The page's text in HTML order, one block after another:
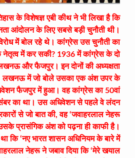
के विशेषज्ञ एबी कीथ ने भी लिखा है कि
आंदोलन के लिए सबसे बड़ी चुनौती थी।
में बोल रहे थे। कांग्रेस उस चुनौती का
नेतृत्व में कर सकी? 1936 में कांग्रेस के दो
और फैजपुर। इन दोनों की अध्यक्षता
लखनऊ में जो बोले उसका एक अंश उपर के
फैजपुर में हुआ। वह कांग्रेस का 50वां
का था। उस अधिवेशन से पहले वे लंदन
से जो बात की, वह ‘जवाहरलाल नेहरू
प्रासंगिक अंश को पढ़ना ही काफी है।
कि ‘नए भारत शासन अधिनियम के बारे में
नेहरू ने जबाव दिया कि ‘मेरे खयाल